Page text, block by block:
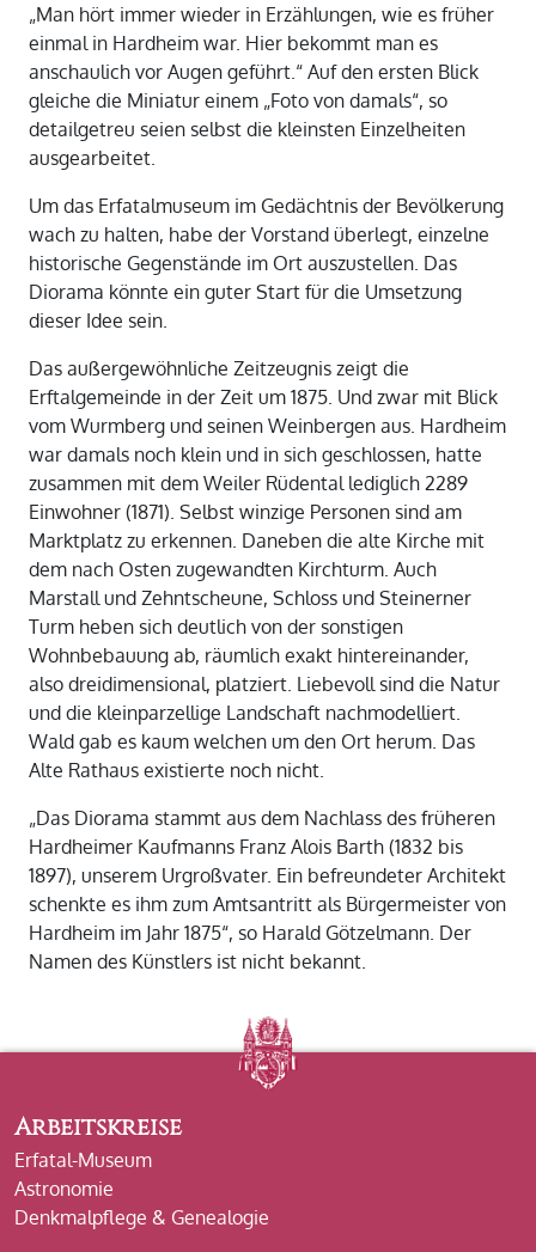
„Man hört immer wieder in Erzählungen, wie es früher
einmal in Hardheim war. Hier bekommt man es
anschaulich vor Augen geführt.“ Auf den ersten Blick
gleiche die Miniatur einem „Foto von damals“, so
detailgetreu seien selbst die kleinsten Einzelheiten
ausgearbeitet.
Um das Erfatalmuseum im Gedächtnis der Bevölkerung
wach zu halten, habe der Vorstand überlegt, einzelne
historische Gegenstände im Ort auszustellen. Das
Diorama könnte ein guter Start für die Umsetzung
dieser Idee sein.
Das außergewöhnliche Zeitzeugnis zeigt die
Erftalgemeinde in der Zeit um 1875. Und zwar mit Blick
vom Wurmberg und seinen Weinbergen aus. Hardheim
war damals noch klein und in sich geschlossen, hatte
zusammen mit dem Weiler Rüdental lediglich 2289
Einwohner (1871). Selbst winzige Personen sind am
Marktplatz zu erkennen. Daneben die alte Kirche mit
dem nach Osten zugewandten Kirchturm. Auch
Marstall und Zehntscheune, Schloss und Steinerner
Turm heben sich deutlich von der sonstigen
Wohnbebauung ab, räumlich exakt hintereinander,
also dreidimensional, platziert. Liebevoll sind die Natur
und die kleinparzellige Landschaft nachmodelliert.
Wald gab es kaum welchen um den Ort herum. Das
Alte Rathaus existierte noch nicht.
„Das Diorama stammt aus dem Nachlass des früheren
Hardheimer Kaufmanns Franz Alois Barth (1832 bis
1897), unserem Urgroßvater. Ein befreundeter Architekt
schenkte es ihm zum Amtsantritt als Bürgermeister von
Hardheim im Jahr 1875“, so Harald Götzelmann. Der
Namen des Künstlers ist nicht bekannt.
Arbeitskreise
Erfatal-Museum
Astronomie
Denkmalpflege & Genealogie